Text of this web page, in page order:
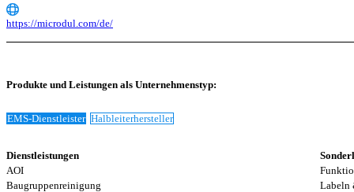
https://microdul.com/de/
Produkte und Leistungen als Unternehmenstyp:
EMS-Dienstleister Halbleiterhersteller
Dienstleistungen
AOI
Baugruppenreinigung
Labeln